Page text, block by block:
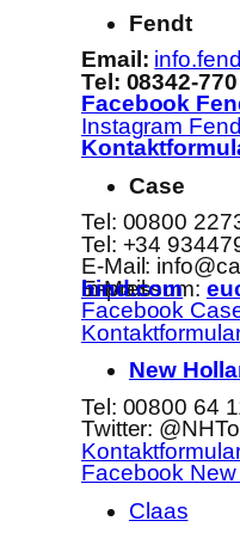
Fendt
Email:
Tel: 08342-770
Facebook
Instagram
Case
Tel: 00800
Tel: +34
E-Mail:
E-Mail Impressum:
eucaseihgermany@cnhind.com
Facebook
New
Tel: 00800 64
Twitter:
Facebook New
Claas